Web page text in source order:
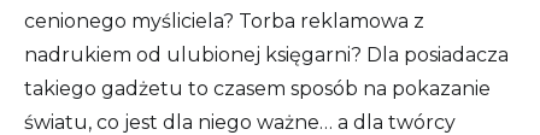
cenionego myśliciela? Torba reklamowa z
nadrukiem od ulubionej księgarni? Dla posiadacza
takiego gadżetu to czasem sposób na pokazanie
światu, co jest dla niego ważne… a dla twórcy